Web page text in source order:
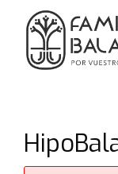
Saltar
contenido